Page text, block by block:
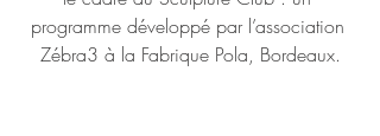
programme développé par l’association
Zébra3 à la Fabrique Pola, Bordeaux.